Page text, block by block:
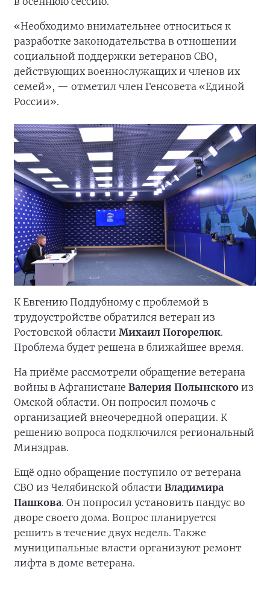
«Необходимо внимательнее относиться к
разработке законодательства в отношении
социальной поддержки ветеранов СВО,
действующих военнослужащих и членов их
семей», — отметил член Генсовета «Единой
России».
К Евгению Поддубному с проблемой в
трудоустройстве обратился ветеран из
Ростовской области Михаил Погорелюк.
Проблема будет решена в ближайшее время.
На приёме рассмотрели обращение ветерана
войны в Афганистане Валерия Полынского из
Омской области. Он попросил помочь с
организацией внеочередной операции. К
решению вопроса подключился региональный
Минздрав.
Ещё одно обращение поступило от ветерана
СВО из Челябинской области Владимира
Пашкова. Он попросил установить пандус во
дворе своего дома. Вопрос планируется
решить в течение двух недель. Также
муниципальные власти организуют ремонт
лифта в доме ветерана.